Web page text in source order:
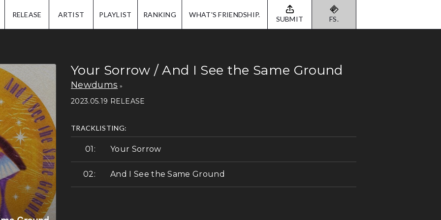
RELEASE ARTIST PLAYLIST RANKING WHAT'S FRIENDSHIP. SUBMIT FS.
Your Sorrow / And I See the Same Ground
Newdums
2023.05.19 RELEASE
TRACKLISTING:
Your Sorrow
And I See the Same Ground